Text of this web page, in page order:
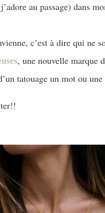
au passage) dans
c’est à dire qui
, une nouvelle marque
tatouage un mot ou